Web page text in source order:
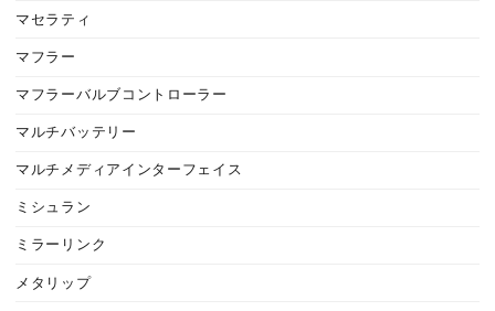
マセラティ
マフラー
マフラーバルブコントローラー
マルチバッテリー
マルチメディアインターフェイス
ミシュラン
ミラーリンク
メタリップ